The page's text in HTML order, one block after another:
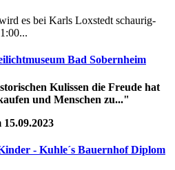
es bei Karls Loxstedt schaurig-
Bad Sobernheim
Kulissen die Freude hat
und Menschen zu..."
- Kuhle´s Bauernhof Diplom